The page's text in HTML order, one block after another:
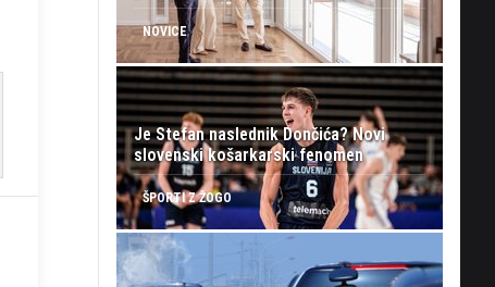
NOVICE
Je Stefan naslednik Dončića? Novi
slovenski košarkarski fenomen
ŠPORTI Z ŽOGO